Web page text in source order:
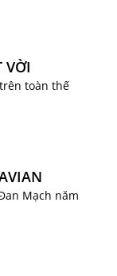
VỜI
toàn thế
Mạch năm